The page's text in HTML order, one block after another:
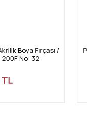
Boya Fırçası /
200F No: 32